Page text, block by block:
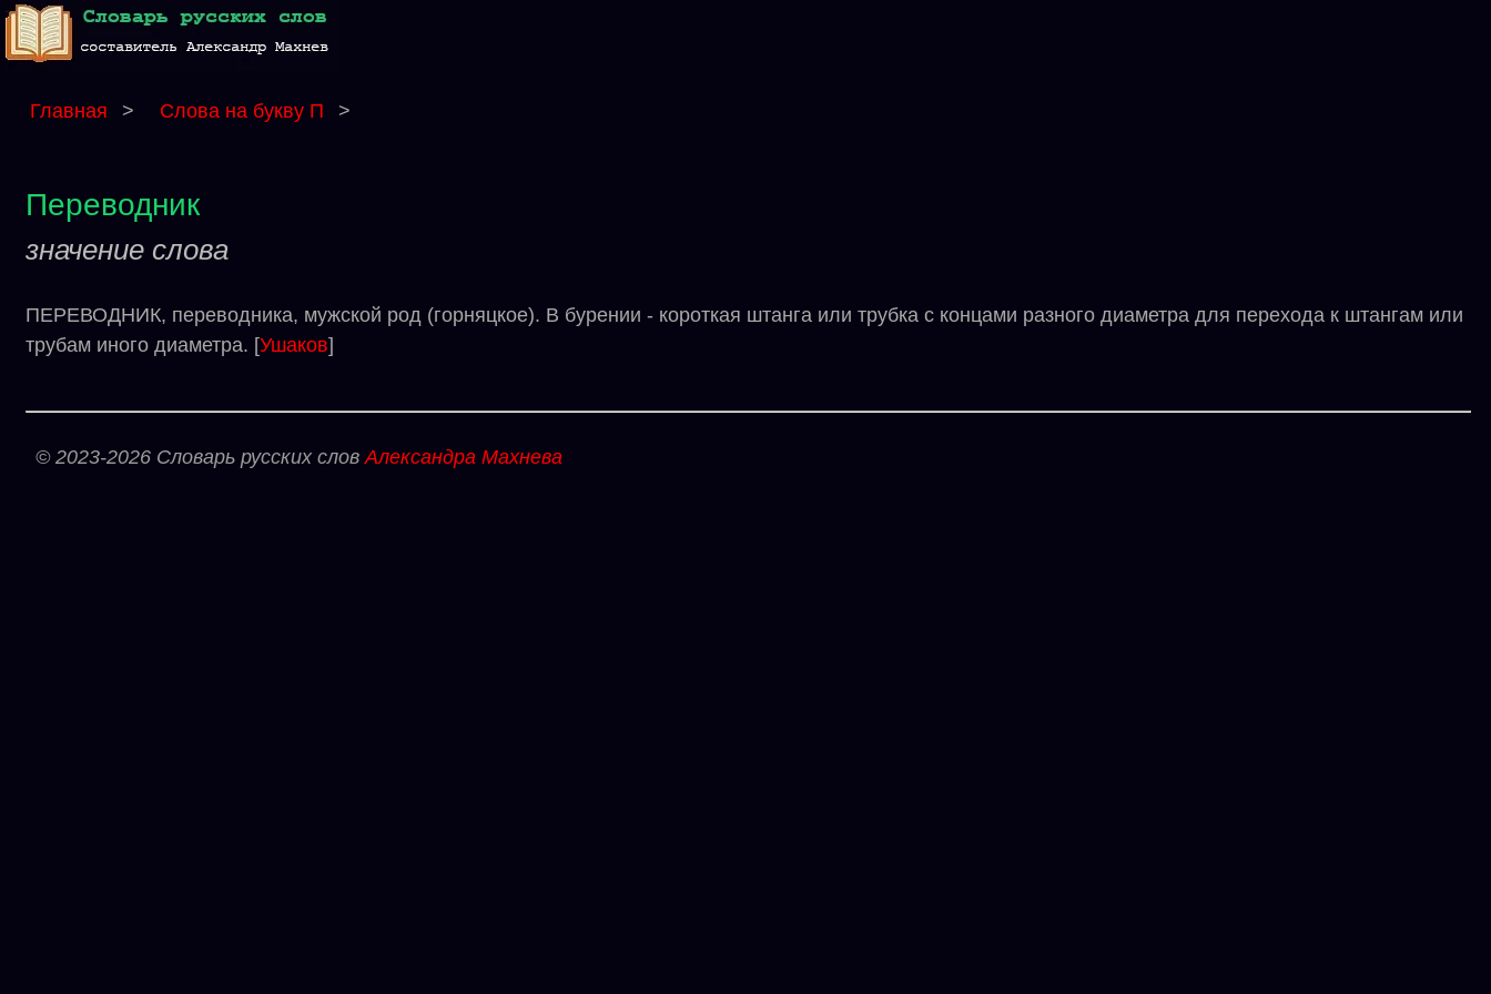
Главная > Слова на букву П >
Переводник
значение слова
ПЕРЕВОДНИК, переводника, мужской род (горняцкое). В бурении - короткая штанга или трубка с концами разного диаметра для перехода к штангам или
трубам иного диаметра. [Ушаков]
© 2023-2026 Словарь русских словАлександра Махнева